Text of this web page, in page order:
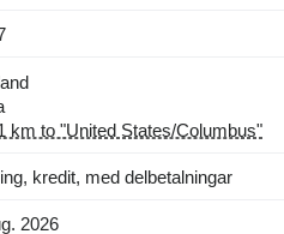
km to "United States/Columbus"
kredit, med delbetalningar
2026